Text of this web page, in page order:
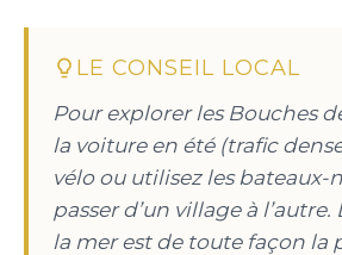
LE CONSEIL LOCAL
Pour explorer les Bouches
la voiture en été (trafic
vélo ou utilisez les bateaux-
passer d’un village à
la mer est de toute façon la